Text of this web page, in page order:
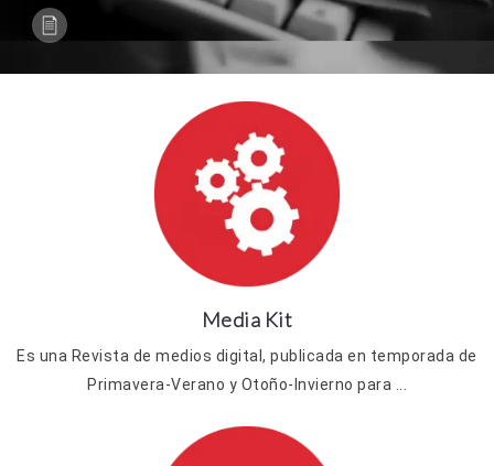
Media Kit
Es una Revista de medios digital, publicada en temporada de
Primavera-Verano y Otoño-Invierno para ...